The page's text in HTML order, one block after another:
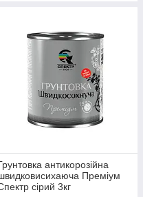
антикорозійна
Преміум
сірий 3кг